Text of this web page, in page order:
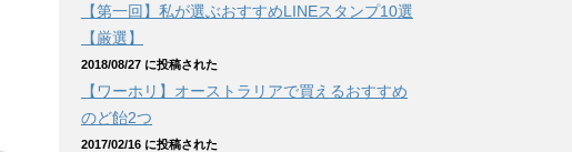
【第一回】私が選ぶおすすめLINEスタンプ10選
【厳選】
2018/08/27 に投稿された
【ワーホリ】オーストラリアで買えるおすすめ
のど飴2つ
2017/02/16 に投稿された